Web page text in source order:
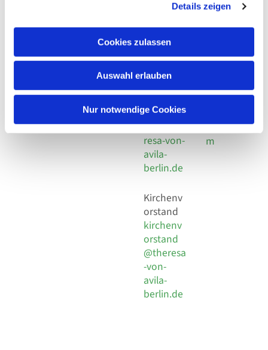
Details zeigen
Cookies zulassen
Auswahl erlauben
Nur notwendige Cookies
Kirchengemeinde Pfarrei
Hl. Theresa von Avila Berlin
Leitender Pfarrer - Norbert
Behaimstr. 39
Telefon
+49 30
924 64 28
Fax +49
30 924 54
18
E-Mail
info@the
resa-von-
avila-
berlin.de
Kirchenv
orstand
kirchenv
orstand
@theresa
-von-
avila-
berlin.de
Datensch
utz
Social
Impressu
m